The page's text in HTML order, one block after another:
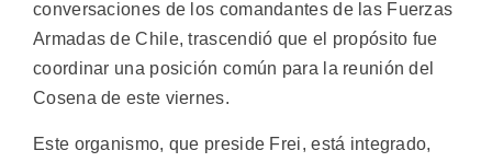
conversaciones de los comandantes de las Fuerzas
Armadas de Chile, trascendió que el propósito fue
coordinar una posición común para la reunión del
Cosena de este viernes.
Este organismo, que preside Frei, está integrado,